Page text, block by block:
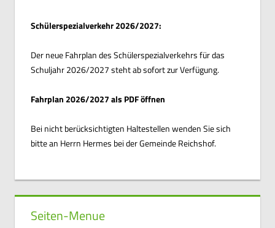
Schülerspezialverkehr 2026/2027:
Der neue Fahrplan des Schülerspezialverkehrs für das
Schuljahr 2026/2027 steht ab sofort zur Verfügung.
Fahrplan 2026/2027 als PDF öffnen
Bei nicht berücksichtigten Haltestellen wenden Sie sich
bitte an Herrn Hermes bei der Gemeinde Reichshof.
Seiten-Menue